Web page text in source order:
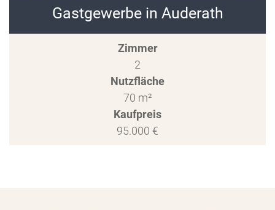
Gastgewerbe in Auderath
Zimmer
2
Nutzfläche
70 m²
Kaufpreis
95.000 €